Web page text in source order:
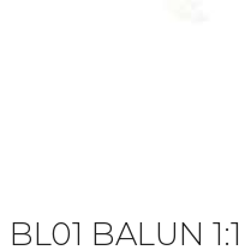
BL01 BALUN 1:1